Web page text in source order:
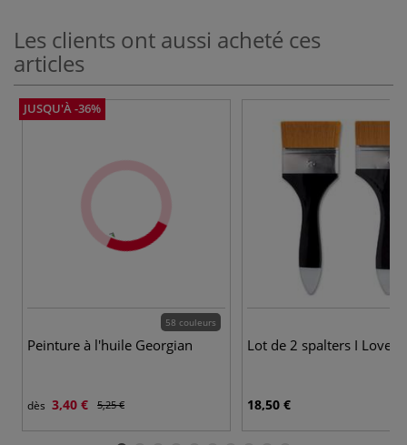
Les clients ont aussi acheté ces
articles
JUSQU'À -36%
58 couleurs
Peinture à l'huile Georgian
dès 3,40 € 5,25 €
Lot de 2 spalters I Love
18,50 €